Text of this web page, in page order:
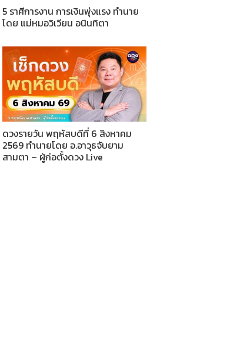
5 ราศีการงาน การเงินพุ่งแรง ทำนาย
โดย แม่หมอวิเวียน อนินทิตา
ดวงรายวัน พฤหัสบดีที่ 6 สิงหาคม
2569 ทำนายโดย อ.อาวุธจับยาม
สามตา – ผู้ก่อตั้งดวง Live